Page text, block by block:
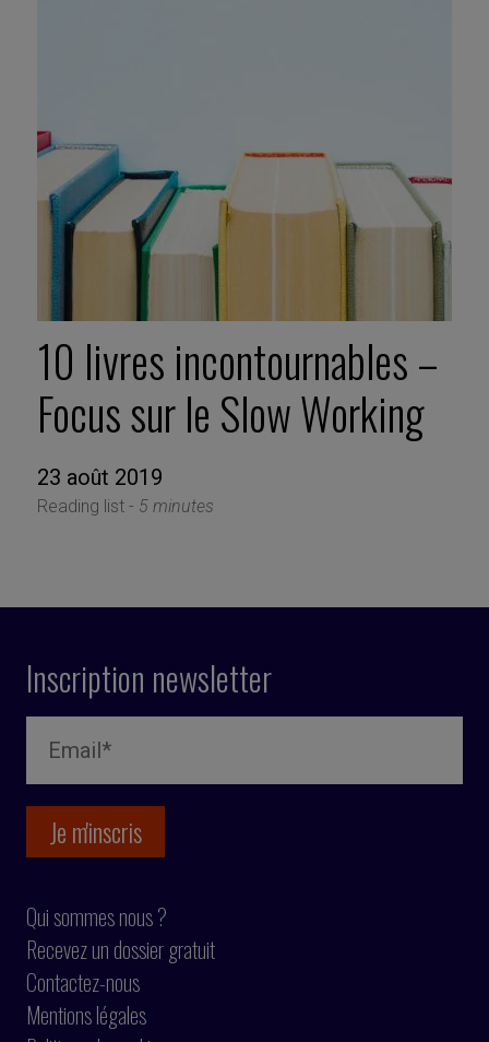
10 livres incontournables –
Focus sur le Slow Working
23 août 2019
Reading list - 5 minutes
Inscription newsletter
Qui sommes nous ?
Recevez un dossier gratuit
Contactez-nous
Mentions légales